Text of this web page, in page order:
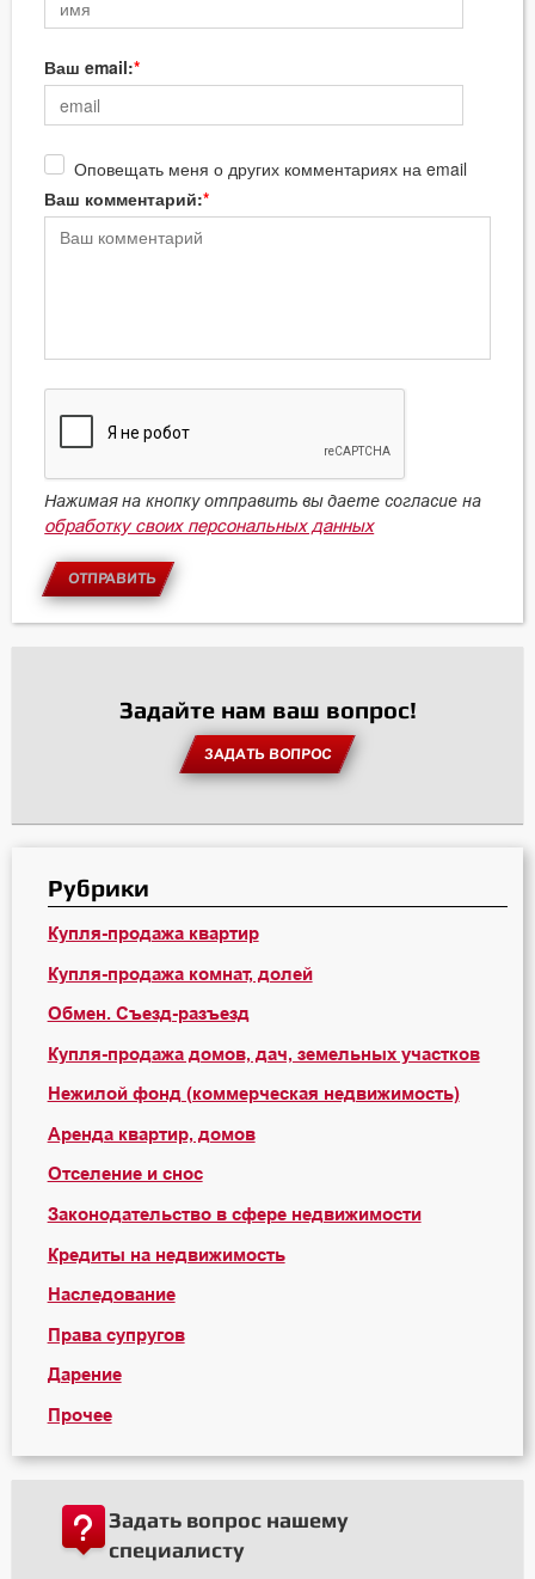
Ваш email:
Оповещать меня о других комментариях на email
Ваш комментарий:
Нажимая на кнопку отправить вы даете согласие на
обработку своих персональных данных
ОТПРАВИТЬ
Задайте нам ваш вопрос!
ЗАДАТЬ ВОПРОС
Рубрики
Купля-продажа квартир
Купля-продажа комнат, долей
Обмен. Съезд-разъезд
Купля-продажа домов, дач, земельных участков
Нежилой фонд (коммерческая недвижимость)
Аренда квартир, домов
Отселение и снос
Законодательство в сфере недвижимости
Кредиты на недвижимость
Наследование
Права супругов
Дарение
Прочее
Задать вопрос нашему
специалисту